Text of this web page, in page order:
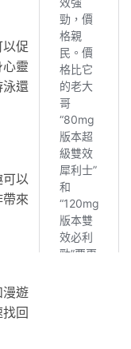
促
靈
還
以
來
漫遊
回